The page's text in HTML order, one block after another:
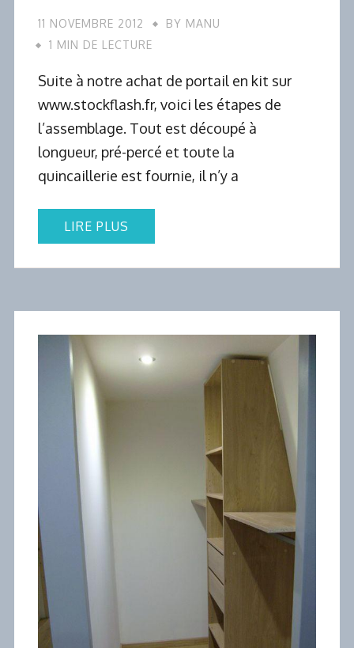
11 NOVEMBRE 2012 BY MANU
1 MIN DE LECTURE
Suite à notre achat de portail en kit sur
www.stockflash.fr, voici les étapes de
l’assemblage. Tout est découpé à
longueur, pré-percé et toute la
quincaillerie est fournie, il n’y a
LIRE PLUS